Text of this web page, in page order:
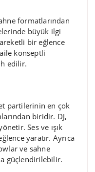
formatlarından
büyük ilgi
bir eğlence
konseptli
edilir.
partilerinin en çok
biridir. DJ,
Ses ve ışık
yaratır. Ayrıca
ve sahne
güçlendirilebilir.